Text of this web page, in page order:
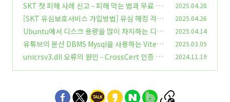
SKT 첫 피해 사례 신고 - 피해 막는 법과 무료 유
심 교체 신청 방법 - [속보] SKT 사용자 계좌에서
갑자기 5천만원 인출..
(2)
2025.04.28
[SKT 유심보호서비스 가입방법] 유심 해킹 걱정
끝! 무료 가입방법 3가지 총정리 (홈페이지 / T월
드 앱 / 114 전화)
(0)
2025.04.26
Ubuntu에서 디스크 용량을 많이 차지하는 디렉
토리와 파일 찾는법 - shell과 ncdu (0)
2025.04.14
유튜브의 분산 DBMS Mysql을 사용하는 Vitess
란? (0)
2025.03.05
unicrsv3.dll 오류의 원인 - CrossCert 인증 프
2024.11.19